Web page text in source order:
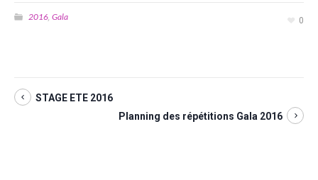
0
2016, Gala
STAGE ETE 2016
Planning des répétitions Gala 2016